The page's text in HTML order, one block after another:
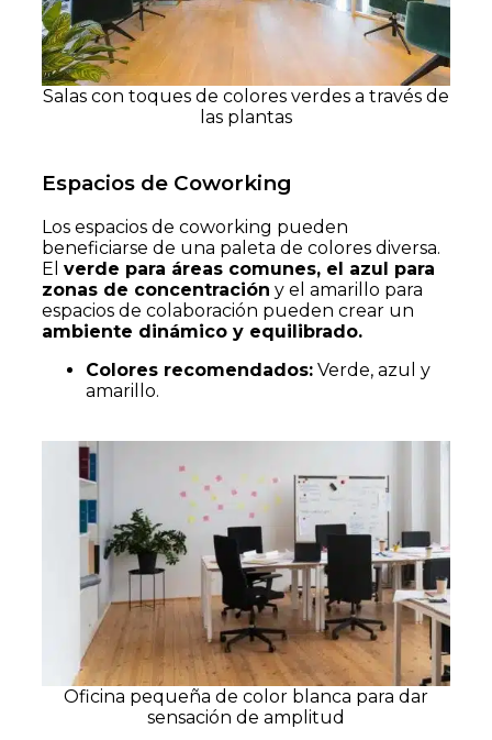
Salas con toques de colores verdes a través de
las plantas
Espacios de Coworking
Los espacios de coworking pueden
beneficiarse de una paleta de colores diversa.
El verde para áreas comunes, el azul para
zonas de concentración y el amarillo para
espacios de colaboración pueden crear un
ambiente dinámico y equilibrado.
Colores recomendados: Verde, azul y
amarillo.
Oficina pequeña de color blanca para dar
sensación de amplitud